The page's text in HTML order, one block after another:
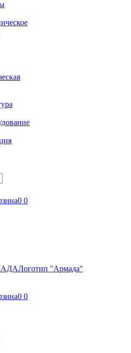
0 0
Логотип "Армада"
0 0